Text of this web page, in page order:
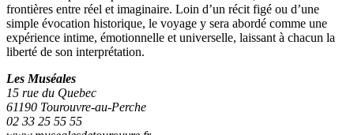
frontières entre réel et imaginaire. Loin d’un récit figé ou d’une
simple évocation historique, le voyage y sera abordé comme une
expérience intime, émotionnelle et universelle, laissant à chacun la
liberté de son interprétation.
Les Muséales
15 rue du Quebec
61190 Tourouvre-au-Perche
02 33 25 55 55